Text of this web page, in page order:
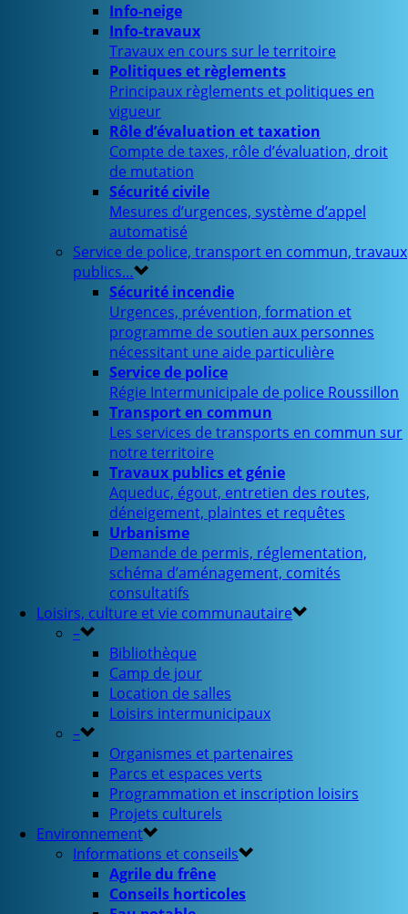
Info-neige
Info-travaux
Travaux en cours sur le territoire
Politiques et règlements
Principaux règlements et politiques en
vigueur
Rôle d’évaluation et taxation
Compte de taxes, rôle d’évaluation, droit
de mutation
Sécurité civile
Mesures d’urgences, système d’appel
automatisé
Service de police, transport en commun, travaux
publics…
Sécurité incendie
Urgences, prévention, formation et
programme de soutien aux personnes
nécessitant une aide particulière
Service de police
Régie Intermunicipale de police Roussillon
Transport en commun
Les services de transports en commun sur
notre territoire
Travaux publics et génie
Aqueduc, égout, entretien des routes,
déneigement, plaintes et requêtes
Urbanisme
Demande de permis, réglementation,
schéma d’aménagement, comités
consultatifs
Loisirs, culture et vie communautaire
–
Bibliothèque
Camp de jour
Location de salles
Loisirs intermunicipaux
–
Organismes et partenaires
Parcs et espaces verts
Programmation et inscription loisirs
Projets culturels
Environnement
Informations et conseils
Agrile du frêne
Conseils horticoles